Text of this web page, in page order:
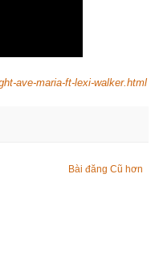
ave-maria-ft-lexi-walker.html
Bài đăng Cũ hơn